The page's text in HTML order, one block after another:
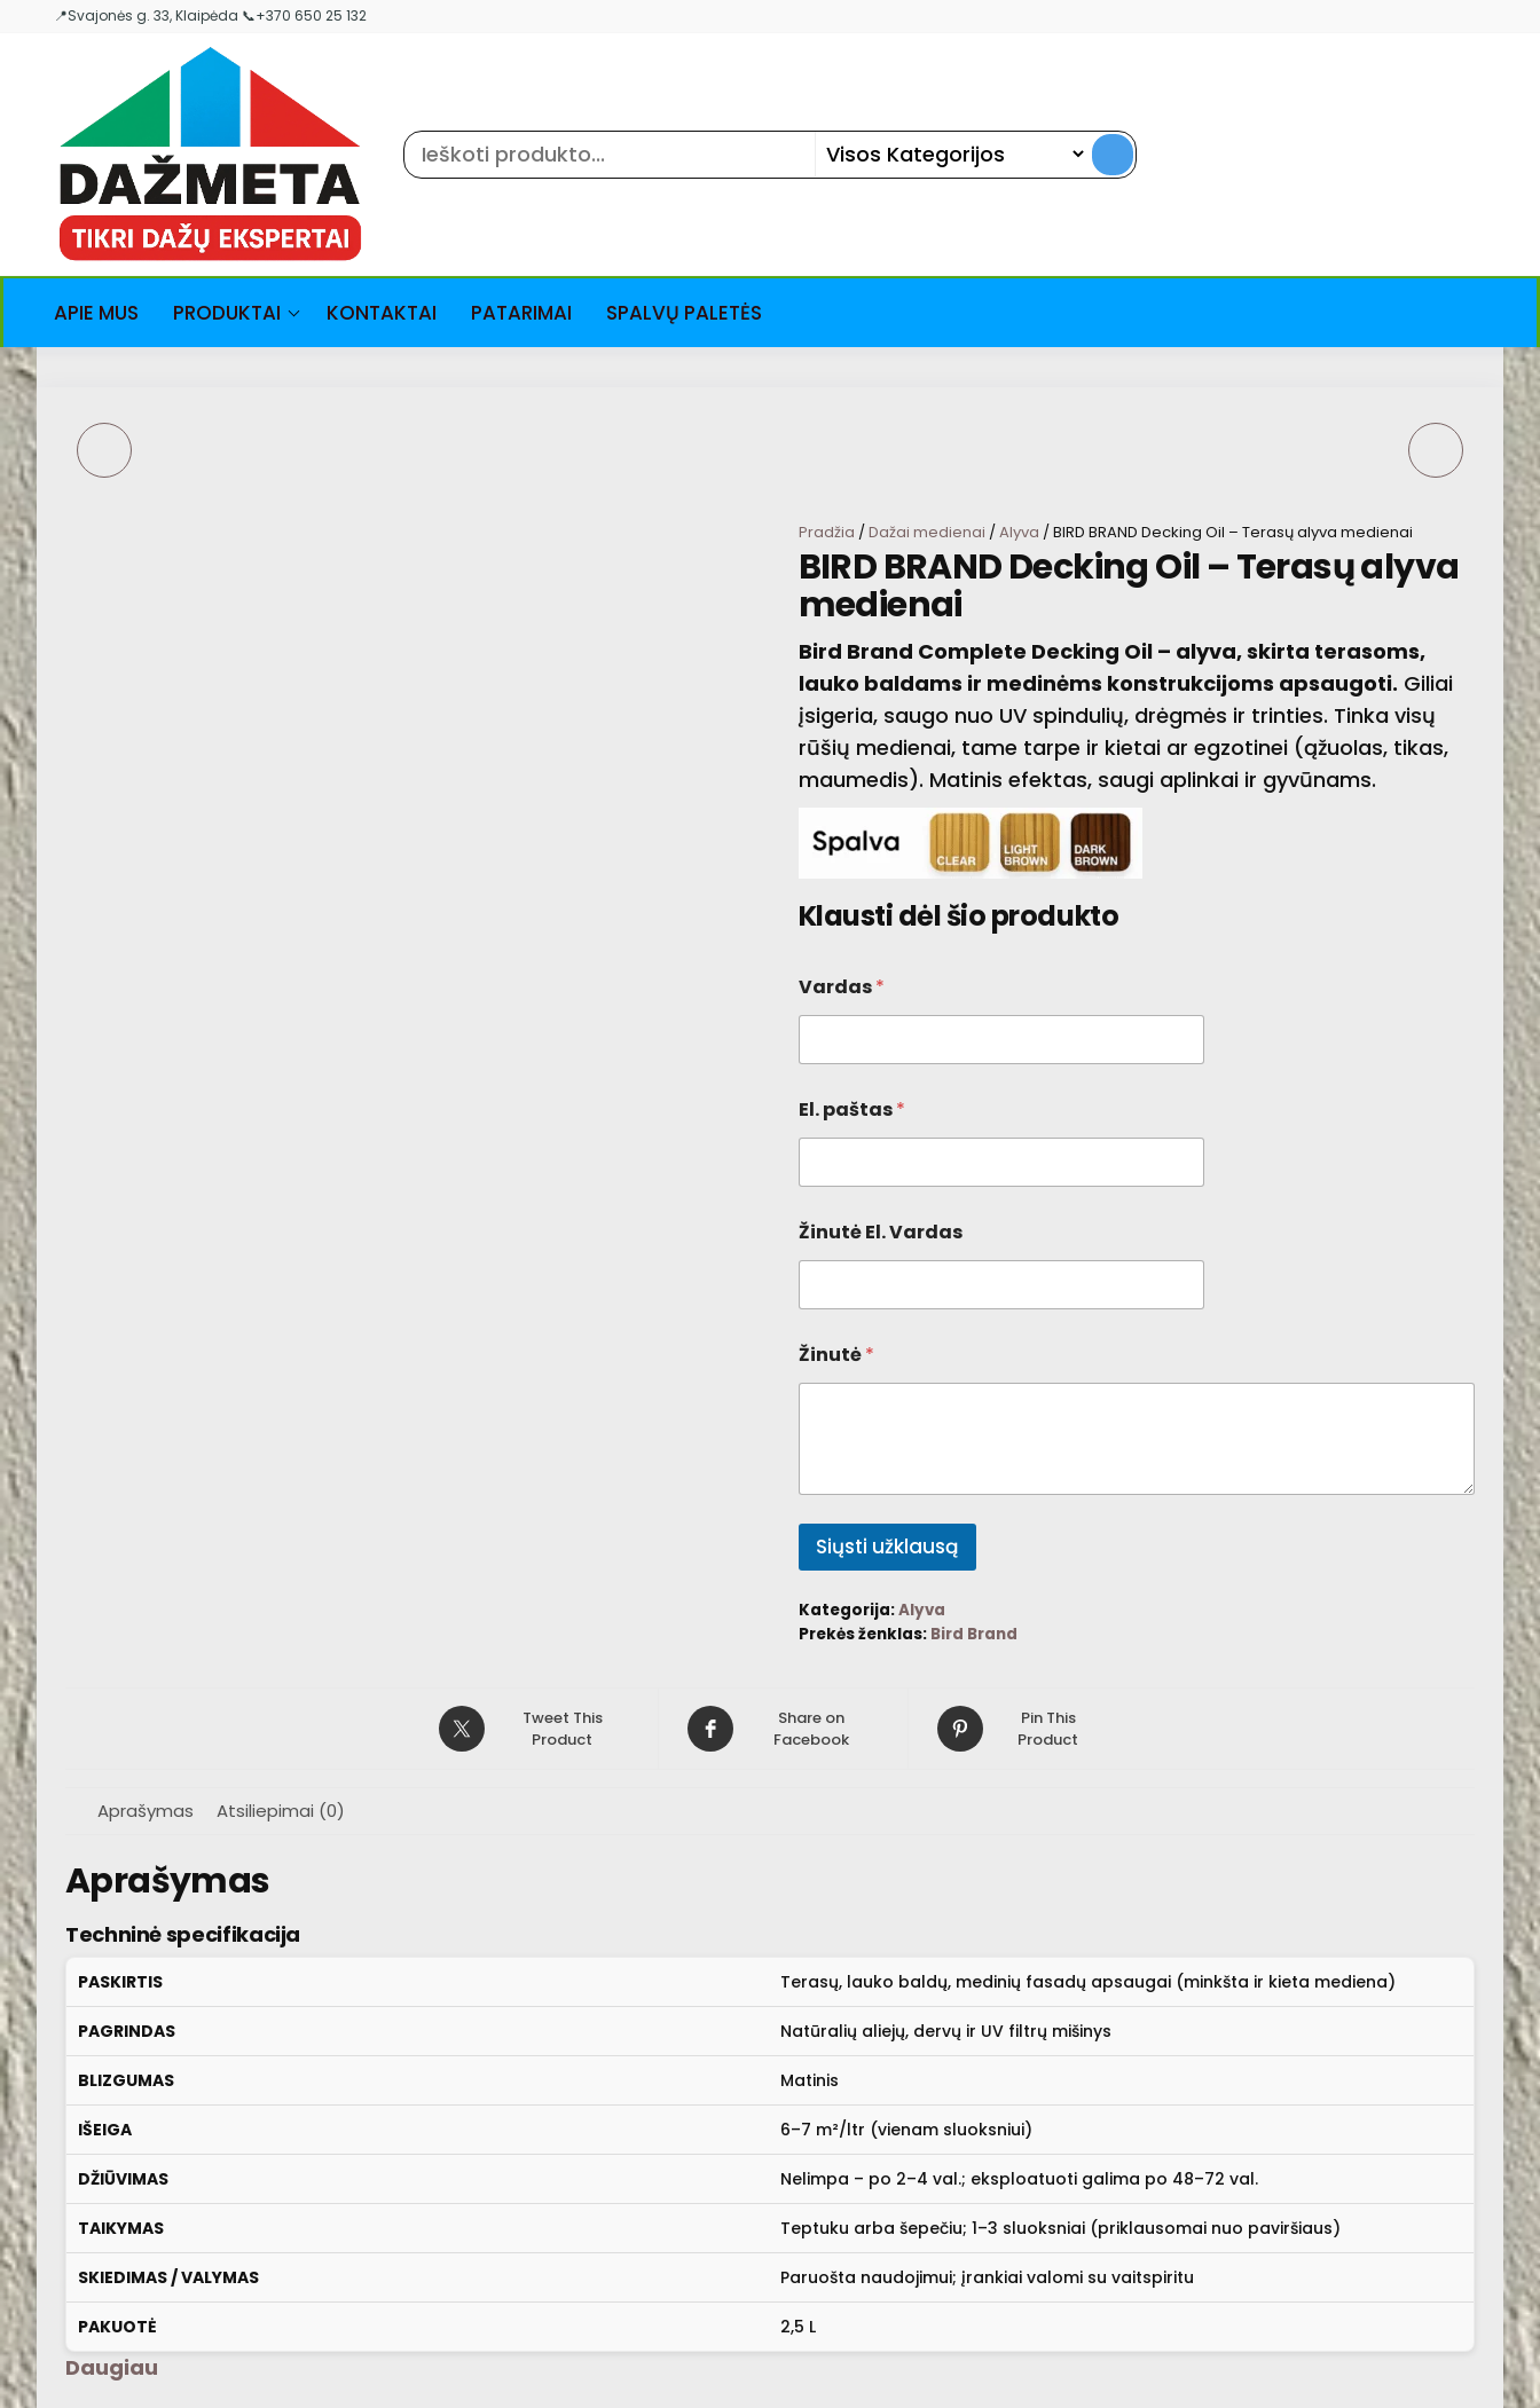
📍Svajonės g. 33, Klaipėda 📞+370 650 25 132
APIE MUS PRODUKTAI KONTAKTAI PATARIMAI SPALVŲ PALETĖS
ARIVA STRUKTŪRA -
MEDIENOS
Pradžia / Dažai medienai / Alyva / BIRD BRAND Decking Oil – Terasų alyva medienai
BIRD BRAND Decking Oil – Terasų alyva
medienai
Bird Brand Complete Decking Oil – alyva, skirta terasoms,
lauko baldams ir medinėms konstrukcijoms apsaugoti. Giliai
įsigeria, saugo nuo UV spindulių, drėgmės ir trinties. Tinka visų
rūšių medienai, tame tarpe ir kietai ar egzotinei (ąžuolas, tikas,
maumedis). Matinis efektas, saugi aplinkai ir gyvūnams.
Klausti dėl šio produkto
Vardas*
El. paštas*
Žinutė El. Vardas
Žinutė*
Siųsti užklausą
Kategorija:Alyva
Prekės ženklas: Bird Brand
Tweet This
Product
Share on
Facebook
Pin This
Product
Aprašymas Atsiliepimai (0)
Aprašymas
Techninė specifikacija
PASKIRTIS Terasų, lauko baldų, medinių fasadų apsaugai (minkšta ir kieta mediena)
PAGRINDAS Natūralių aliejų, dervų ir UV filtrų mišinys
BLIZGUMAS Matinis
IŠEIGA 6–7 m²/ltr (vienam sluoksniui)
DŽIŪVIMAS Nelimpa – po 2–4 val.; eksploatuoti galima po 48–72 val.
TAIKYMAS Teptuku arba šepečiu; 1–3 sluoksniai (priklausomai nuo paviršiaus)
SKIEDIMAS / VALYMAS Paruošta naudojimui; įrankiai valomi su vaitspiritu
PAKUOTĖ 2,5 L
Daugiau